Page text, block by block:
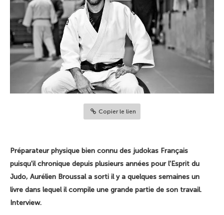
Copier le lien
Préparateur physique bien connu des judokas Français
puisqu'il chronique depuis plusieurs années pour l'Esprit du
Judo, Aurélien Broussal a sorti il y a quelques semaines un
livre dans lequel il compile une grande partie de son travail.
Interview.